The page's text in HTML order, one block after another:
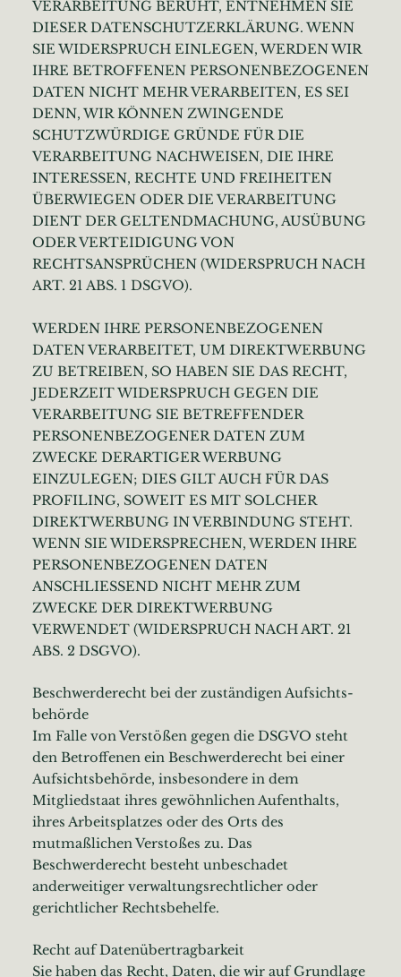
VERARBEITUNG BERUHT, ENTNEHMEN SIE
DIESER DATENSCHUTZERKLÄRUNG. WENN
SIE WIDERSPRUCH EINLEGEN, WERDEN WIR
IHRE BETROFFENEN PERSONENBEZOGENEN
DATEN NICHT MEHR VERARBEITEN, ES SEI
DENN, WIR KÖNNEN ZWINGENDE
SCHUTZWÜRDIGE GRÜNDE FÜR DIE
VERARBEITUNG NACHWEISEN, DIE IHRE
INTERESSEN, RECHTE UND FREIHEITEN
ÜBERWIEGEN ODER DIE VERARBEITUNG
DIENT DER GELTENDMACHUNG, AUSÜBUNG
ODER VERTEIDIGUNG VON
RECHTSANSPRÜCHEN (WIDERSPRUCH NACH
ART. 21 ABS. 1 DSGVO).
WERDEN IHRE PERSONENBEZOGENEN
DATEN VERARBEITET, UM DIREKTWERBUNG
ZU BETREIBEN, SO HABEN SIE DAS RECHT,
JEDERZEIT WIDERSPRUCH GEGEN DIE
VERARBEITUNG SIE BETREFFENDER
PERSONENBEZOGENER DATEN ZUM
ZWECKE DERARTIGER WERBUNG
EINZULEGEN; DIES GILT AUCH FÜR DAS
PROFILING, SOWEIT ES MIT SOLCHER
DIREKTWERBUNG IN VERBINDUNG STEHT.
WENN SIE WIDERSPRECHEN, WERDEN IHRE
PERSONENBEZOGENEN DATEN
ANSCHLIESSEND NICHT MEHR ZUM
ZWECKE DER DIREKTWERBUNG
VERWENDET (WIDERSPRUCH NACH ART. 21
ABS. 2 DSGVO).
Beschwerde­recht bei der zuständigen Aufsichts­
behörde
Im Falle von Verstößen gegen die DSGVO steht
den Betroffenen ein Beschwerderecht bei einer
Aufsichtsbehörde, insbesondere in dem
Mitgliedstaat ihres gewöhnlichen Aufenthalts,
ihres Arbeitsplatzes oder des Orts des
mutmaßlichen Verstoßes zu. Das
Beschwerderecht besteht unbeschadet
anderweitiger verwaltungsrechtlicher oder
gerichtlicher Rechtsbehelfe.
Recht auf Daten­übertrag­barkeit
Sie haben das Recht, Daten, die wir auf Grundlage